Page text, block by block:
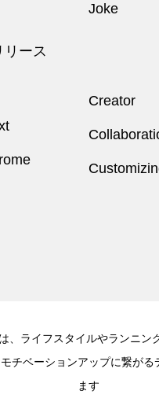
リース
Joke
Creator
、ライフスタイルやランニン
チベーションアップに繋がる
ます